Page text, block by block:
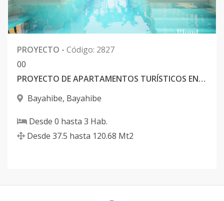
PROYECTO - Código: 2827
00
PROYECTO DE APARTAMENTOS TURÍSTICOS EN BAYAHIBE
Bayahibe, Bayahibe
Desde 0 hasta 3 Hab.
Desde 37.5 hasta 120.68 Mt2